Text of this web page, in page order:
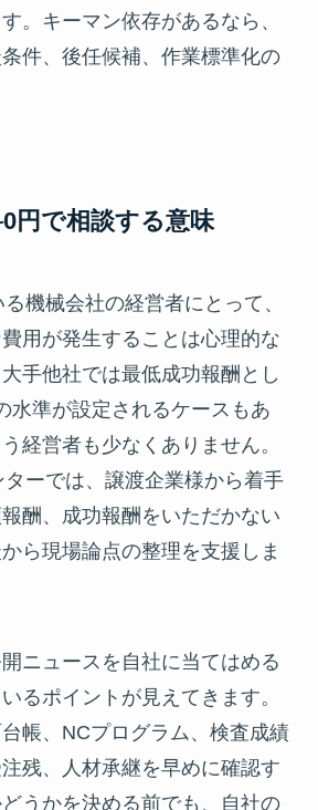
。キーマン依存があるなら、
件、後任候補、作業標準化の
円で相談する意味
機械会社の経営者にとって、
用が発生することは心理的な
手他社では最低成功報酬とし
水準が設定されるケースもあ
経営者も少なくありません。
ーでは、譲渡企業様から着手
酬、成功報酬をいただかない
ら現場論点の整理を支援しま
ニュースを自社に当てはめる
るポイントが見えてきます。
帳、NCプログラム、検査成績
残、人材承継を早めに確認す
うかを決める前でも、自社の